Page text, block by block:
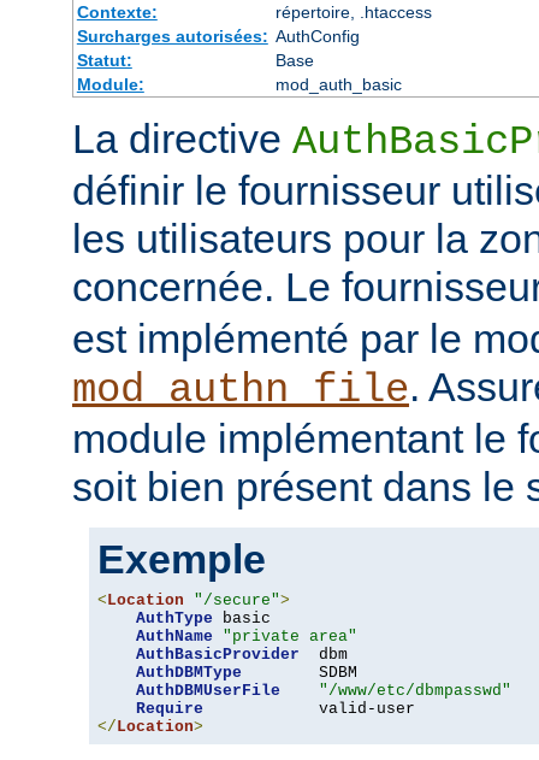
Contexte:
répertoire, .htaccess
Surcharges autorisées: AuthConfig
Statut:
Base
Module:
mod_auth_basic
La directive
définir le fournisseur
les utilisateurs pour la
concernée. Le
est implémenté par le
mod_authn_file.
module implémentant le
soit bien présent dans le
Exemple
<Location "/secure">
AuthType basic
AuthName
"private area"
AuthBasicProvider
  dbm
AuthDBMType
        SDBM
AuthDBMUserFile
"/www/etc/dbmpasswd"
Require
</Location>